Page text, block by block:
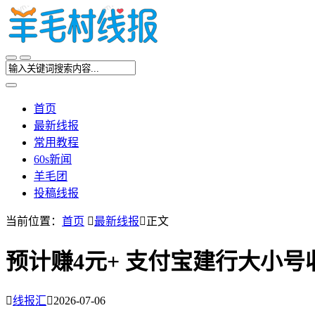
首页
最新线报
常用教程
60s新闻
羊毛团
投稿线报
当前位置： 首页 最新线报正文
预计赚4元+ 支付宝建行大小号
线报汇2026-07-06